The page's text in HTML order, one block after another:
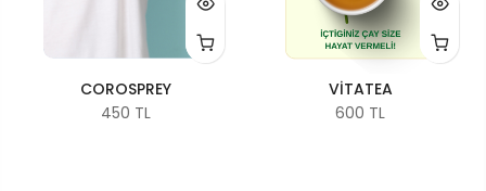
COROSPREY
450 TL
VİTATEA
600 TL